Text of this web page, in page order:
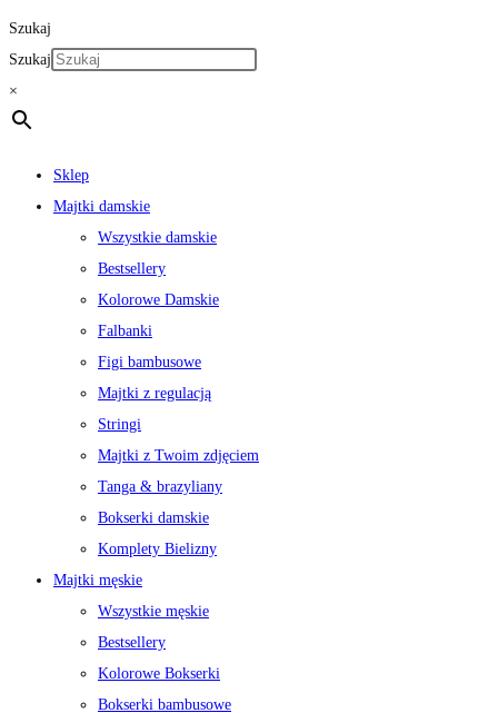
Szukaj
Szukaj
×
Sklep
Majtki damskie
Wszystkie damskie
Bestsellery
Kolorowe Damskie
Falbanki
Figi bambusowe
Majtki z regulacją
Stringi
Majtki z Twoim zdjęciem
Tanga & brazyliany
Bokserki damskie
Komplety Bielizny
Majtki męskie
Wszystkie męskie
Bestsellery
Kolorowe Bokserki
Bokserki bambusowe